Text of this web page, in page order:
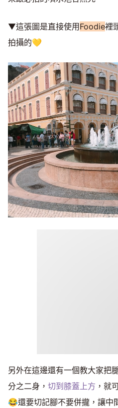
▼這張圖是直接使用 Foodie裡
拍攝的💛
另外在這邊還有一個教大家把
分之二身， 切到膝蓋上方 ，就
😂還要切記腳不要併攏，讓中